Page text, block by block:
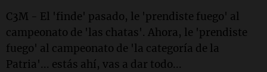
C3M - El 'finde' pasado, le 'prendiste fuego' al
campeonato de 'las chatas'. Ahora, le 'prendiste
fuego' al campeonato de 'la categoría de la
Patria'... estás ahí, vas a dar todo...